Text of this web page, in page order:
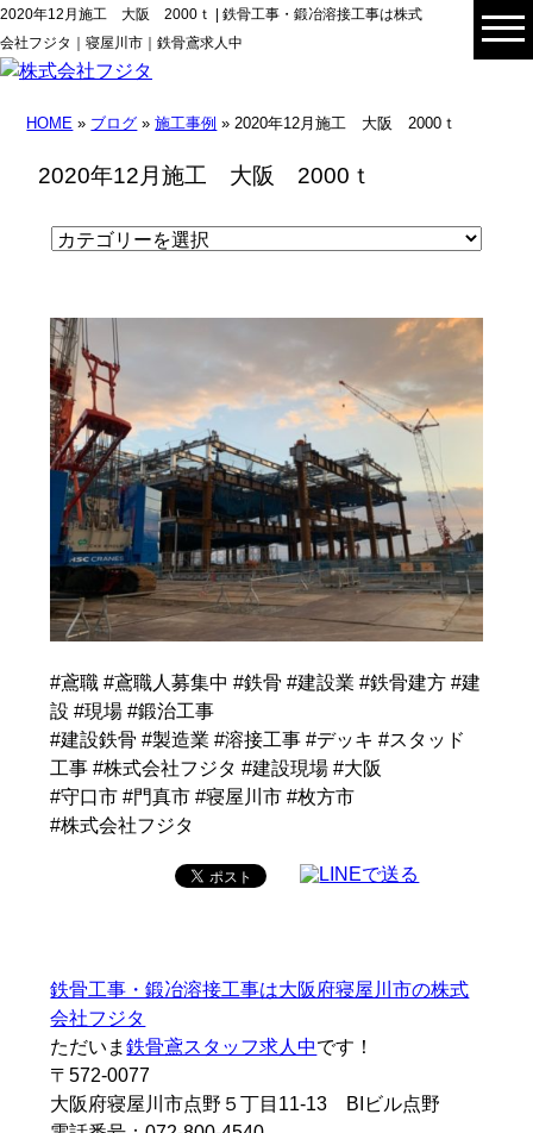
2020年12月施工 大阪 2000ｔ | 鉄骨工事・鍛冶溶接工事は株式
会社フジタ｜寝屋川市｜鉄骨鳶求人中
HOME » ブログ »施工事例 » 2020年12月施工 大阪 2000ｔ
2020年12月施工 大阪 2000ｔ
#鳶職 #鳶職人募集中 #鉄骨 #建設業 #鉄骨建方 #建
設 #現場 #鍛治工事
#建設鉄骨 #製造業 #溶接工事 #デッキ #スタッド
工事 #株式会社フジタ #建設現場 #大阪
#守口市 #門真市 #寝屋川市 #枚方市
#株式会社フジタ
鉄骨工事・鍛冶溶接工事は大阪府寝屋川市の株式
会社フジタ
ただいま鉄骨鳶スタッフ求人中です！
〒572-0077
大阪府寝屋川市点野５丁目11-13 BIビル点野